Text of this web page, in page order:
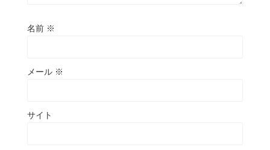
名前 ※
メール ※
サイト